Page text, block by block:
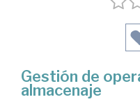
Gestión de
almacenaje